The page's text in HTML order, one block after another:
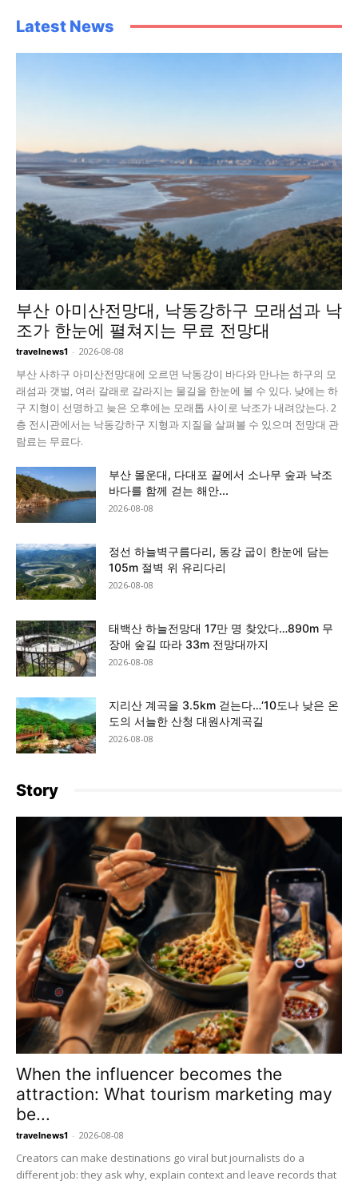
Latest News
부산 아미산전망대, 낙동강하구 모래섬과 낙
조가 한눈에 펼쳐지는 무료 전망대
travelnews1 - 2026-08-08
부산 사하구 아미산전망대에 오르면 낙동강이 바다와 만나는 하구의 모
래섬과 갯벌, 여러 갈래로 갈라지는 물길을 한눈에 볼 수 있다. 낮에는 하
구 지형이 선명하고 늦은 오후에는 모래톱 사이로 낙조가 내려앉는다. 2
층 전시관에서는 낙동강하구 지형과 지질을 살펴볼 수 있으며 전망대 관
람료는 무료다.
부산 몰운대, 다대포 끝에서 소나무 숲과 낙조
바다를 함께 걷는 해안...
2026-08-08
정선 하늘벽구름다리, 동강 굽이 한눈에 담는
105m 절벽 위 유리다리
2026-08-08
태백산 하늘전망대 17만 명 찾았다…890m 무
장애 숲길 따라 33m 전망대까지
2026-08-08
지리산 계곡을 3.5km 걷는다…‘10도나 낮은 온
도의 서늘한 산청 대원사계곡길
2026-08-08
Story
When the influencer becomes the
attraction: What tourism marketing may
be...
travelnews1 - 2026-08-08
Creators can make destinations go viral but journalists do a
different job: they ask why, explain context and leave records that